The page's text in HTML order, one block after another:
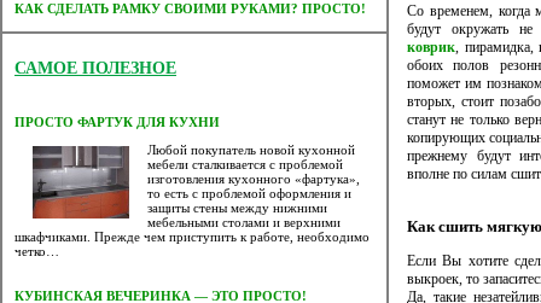
КАК СДЕЛАТЬ РАМКУ СВОИМИ РУКАМИ? ПРОСТО!
САМОЕ ПОЛЕЗНОЕ
ПРОСТО ФАРТУК ДЛЯ КУХНИ
Любой покупатель новой кухонной
мебели сталкивается с проблемой
изготовления кухонного «фартука»,
то есть с проблемой оформления и
защиты стены между нижними
мебельными столами и верхними
шкафчиками. Прежде чем приступить к работе, необходимо
четко…
КУБИНСКАЯ ВЕЧЕРИНКА — ЭТО ПРОСТО!
Со временем, когда
будут окружать
коврик, пирамидка,
обоих полов
поможет им
вторых, стоит
станут не только
копирующих
прежнему будут
вполне по силам
Как сшить
Если Вы хотите
выкроек, то
Да, такие